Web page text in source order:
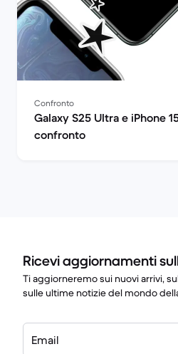
Confronto
Galaxy S25 Ultra e iPhone
confronto
Ricevi aggiornamenti
Ti aggiorneremo sui nuovi arrivi,
sulle ultime notizie del mondo
Email